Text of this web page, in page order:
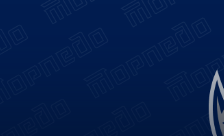
Фотобанк